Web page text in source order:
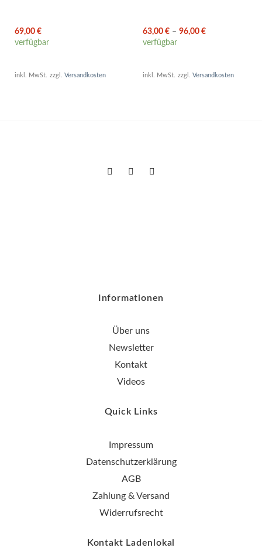
69,00 €
verfügbar
inkl. MwSt. zzgl. Versandkosten
63,00 €– 96,00 €
verfügbar
inkl. MwSt. zzgl. Versandkosten
Informationen
Über uns
Newsletter
Kontakt
Videos
Quick Links
Impressum
Datenschutzerklärung
AGB
Zahlung & Versand
Widerrufsrecht
Kontakt Ladenlokal